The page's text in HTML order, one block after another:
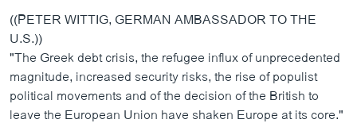
((PETER WITTIG, GERMAN AMBASSADOR TO THE
U.S.))
"The Greek debt crisis, the refugee influx of unprecedented
magnitude, increased security risks, the rise of populist
political movements and of the decision of the British to
leave the European Union have shaken Europe at its core."